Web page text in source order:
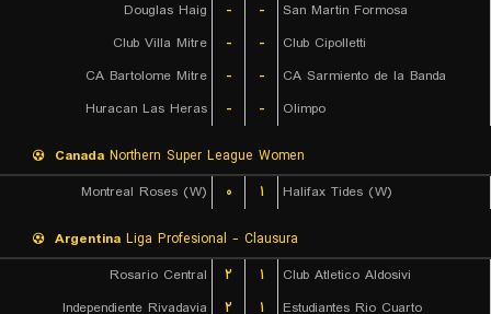
Douglas Haig
- -
San Martin Formosa
Club Villa Mitre
- -
Club Cipolletti
CA Bartolome Mitre
- -
CA Sarmiento de la Banda
Huracan Las Heras
- - Olimpo
Canada Northern Super League Women
Montreal Roses (W)
۰ ۱ Halifax Tides (W)
Argentina Liga Profesional - Clausura
Rosario Central
۲ ۱
Club Atletico Aldosivi
Independiente Rivadavia
۲ ۱
Estudiantes Rio Cuarto